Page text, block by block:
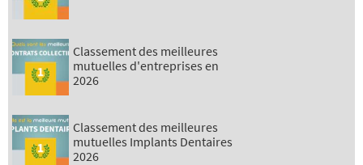
Classement des meilleures
mutuelles d'entreprises en
2026
Classement des meilleures
mutuelles Implants Dentaires
2026